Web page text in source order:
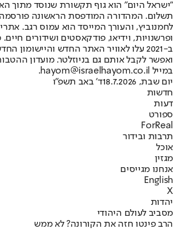
"ישראל היום" הוא גוף תקשורת שנוסד מתוך
ופרשנויות, וידיאו, פודקאסטים ושידורים
ב-2021 עלו לאוויר האתר החדש
ואפשר לקבל אותם גם בניוזלטר. מועדון
במייל hayom@israelhayom.co.il.
יום שבת, 18.7.2026
ד' באב תשפ"ו
חדשות
דעות
ספורט
ForReal
תרבות ובידור
אוכל
מגזין
אנחנו מגייסים
English
X
יהדות
מסביב לעולם היהודי
הרב פינטו חזה את הקורונה? לא ממש